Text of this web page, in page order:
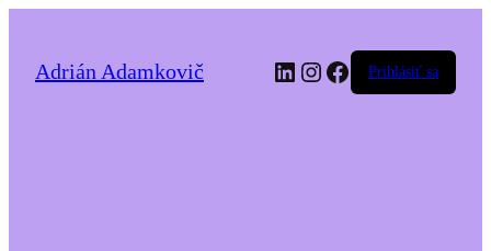
Adrián Adamkovič LinkedIn
Instagram
Facebook
Prihlásiť sa